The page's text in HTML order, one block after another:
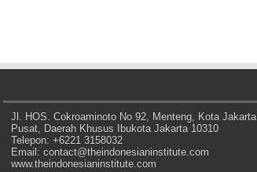
Jl. HOS. Cokroaminoto No 92, Menteng, Kota Jakarta
Pusat, Daerah Khusus Ibukota Jakarta 10310
Telepon: +6221 3158032
Email: contact@theindonesianinstitute.com
www.theindonesianinstitute.com